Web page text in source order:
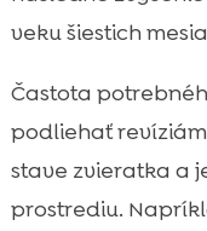
veku šiestich
Častota
podliehať
stave zvieratka a
prostrediu.